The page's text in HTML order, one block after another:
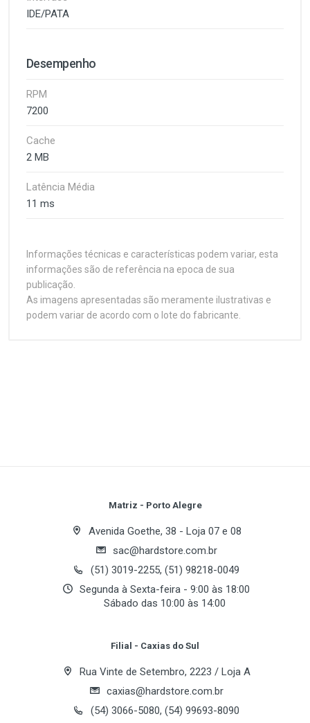
IDE/PATA
Desempenho
RPM
7200
Cache
2 MB
Latência Média
11 ms
Informações técnicas e características podem variar, esta
informações são de referência na epoca de sua
publicação.
As imagens apresentadas são meramente ilustrativas e
podem variar de acordo com o lote do fabricante.
Your Name
Email Address
Matriz - Porto Alegre
Avenida Goethe, 38 - Loja 07 e 08
sac@hardstore.com.br
(51) 3019-2255, (51) 98218-0049
Segunda à Sexta-feira - 9:00 às 18:00
Sábado das 10:00 às 14:00
Filial - Caxias do Sul
Rua Vinte de Setembro, 2223 / Loja A
caxias@hardstore.com.br
(54) 3066-5080, (54) 99693-8090